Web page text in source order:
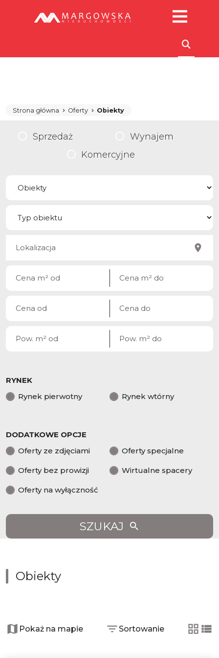
Strona główna Oferty Obiekty
Sprzedaż
Wynajem
Komercyjne
RYNEK
Rynek pierwotny
Rynek wtórny
DODATKOWE OPCJE
Oferty ze zdjęciami
Oferty specjalne
Oferty bez prowizji Wirtualne spacery
Oferty na wyłączność
SZUKAJ
Obiekty
−Pokaż na mapie Sortowanie
tabela